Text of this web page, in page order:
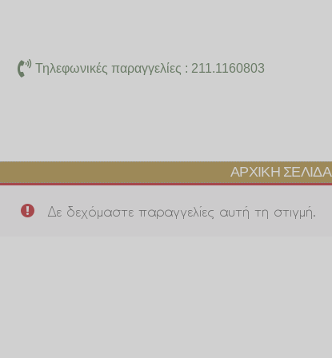
περιεχόμενο
Τηλεφωνικές παραγγελίες : 211.1160803
ΑΡΧΙΚΉ ΣΕΛΊΔΑ
Δε δεχόμαστε παραγγελίες αυτή τη στιγμή.